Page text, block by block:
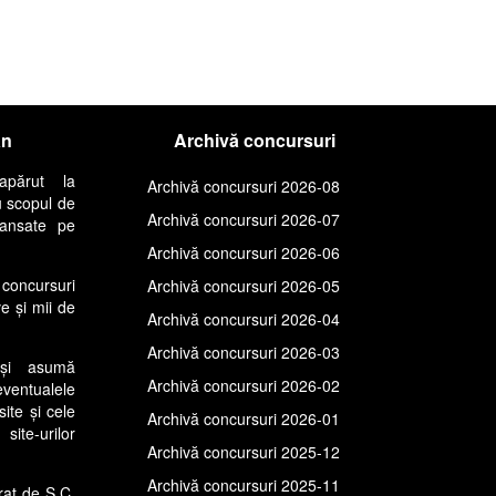
la
scopul de
pe
și mii de
asumă
și cele
urilor
Archivă concursuri
Archivă concursuri 2026-08
Archivă concursuri 2026-07
Archivă concursuri 2026-06
Archivă concursuri 2026-05
Archivă concursuri 2026-04
Archivă concursuri 2026-03
Archivă concursuri 2026-02
Archivă concursuri 2026-01
Archivă concursuri 2025-12
Archivă concursuri 2025-11